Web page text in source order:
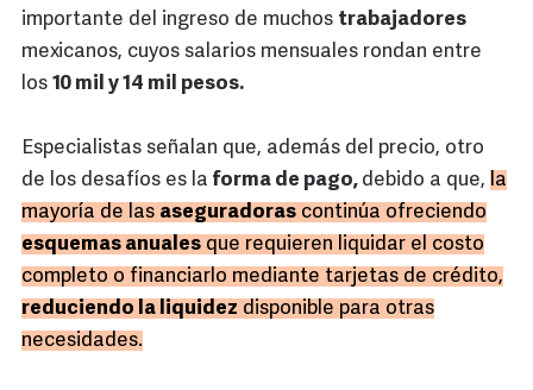
importante del ingreso de muchos trabajadores
mexicanos, cuyos salarios mensuales rondan entre
los 10 mil y 14 mil pesos.
Especialistas señalan que, además del precio, otro
de los desafíos es la forma de pago, debido a que, la
mayoría de las aseguradoras continúa ofreciendo
esquemas anuales que requieren liquidar el costo
completo o financiarlo mediante tarjetas de crédito,
reduciendo la liquidez disponible para otras
necesidades.